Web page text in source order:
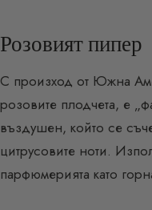
Розовият пипер
С произход от Южна
розовите плодчета, е
въздушен, който се
цитрусовите ноти.
парфюмерията като